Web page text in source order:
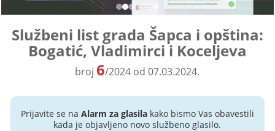
Službeni list grada Šapca i opština:
Bogatić, Vladimirci i Koceljeva
broj6/2024 od 07.03.2024.
Prijavite se na Alarm za glasilakako bismo Vas obavestili
kada je objavljeno novo službeno glasilo.